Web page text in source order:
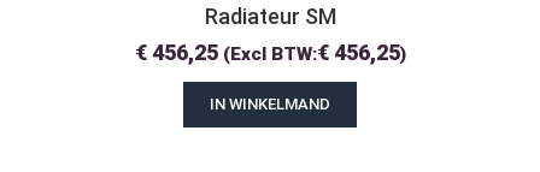
Radiateur SM
€456,25 (Excl BTW:€456,25)
IN WINKELMAND